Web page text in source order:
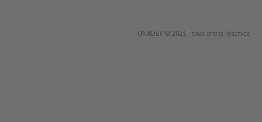
UNADEV © 2021 - tous droits réservés